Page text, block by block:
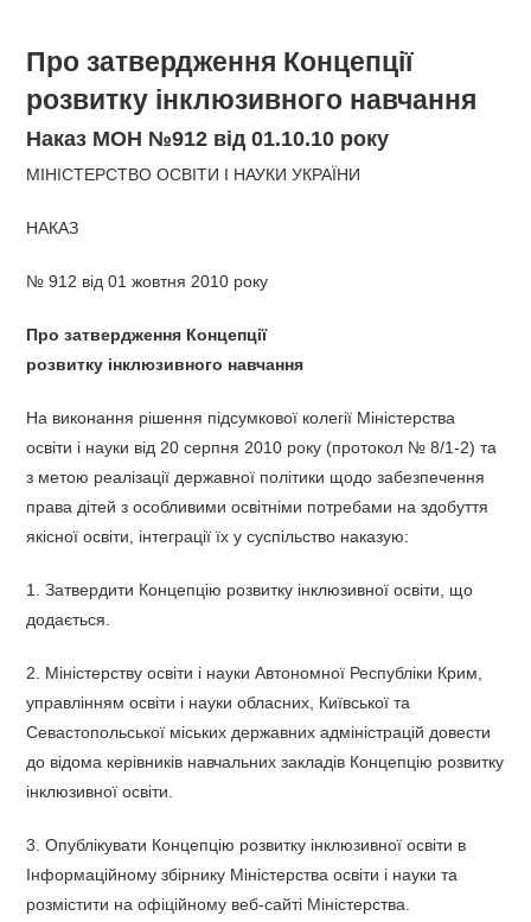
Про затвердження Концепції
розвитку інклюзивного навчання
Наказ МОН №912 від 01.10.10 року
МІНІСТЕРСТВО ОСВІТИ І НАУКИ УКРАЇНИ
НАКАЗ
№ 912 від 01 жовтня 2010 року
Про затвердження Концепції
розвитку інклюзивного навчання
На виконання рішення підсумкової колегії Міністерства
освіти і науки від 20 серпня 2010 року (протокол № 8/1-2) та
з метою реалізації державної політики щодо забезпечення
права дітей з особливими освітніми потребами на здобуття
якісної освіти, інтеграції їх у суспільство наказую:
1. Затвердити Концепцію розвитку інклюзивної освіти, що
додається.
2. Міністерству освіти і науки Автономної Республіки Крим,
управлінням освіти і науки обласних, Київської та
Севастопольської міських державних адміністрацій довести
до відома керівників навчальних закладів Концепцію розвитку
інклюзивної освіти.
3. Опублікувати Концепцію розвитку інклюзивної освіти в
Інформаційному збірнику Міністерства освіти і науки та
розмістити на офіційному веб-сайті Міністерства.